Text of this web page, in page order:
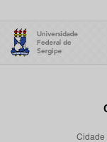
Cidade